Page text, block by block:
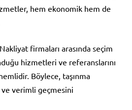
hem ekonomik hem de
firmaları arasında seçim
hizmetleri ve referanslarını
Böylece, taşınma
verimli geçmesini